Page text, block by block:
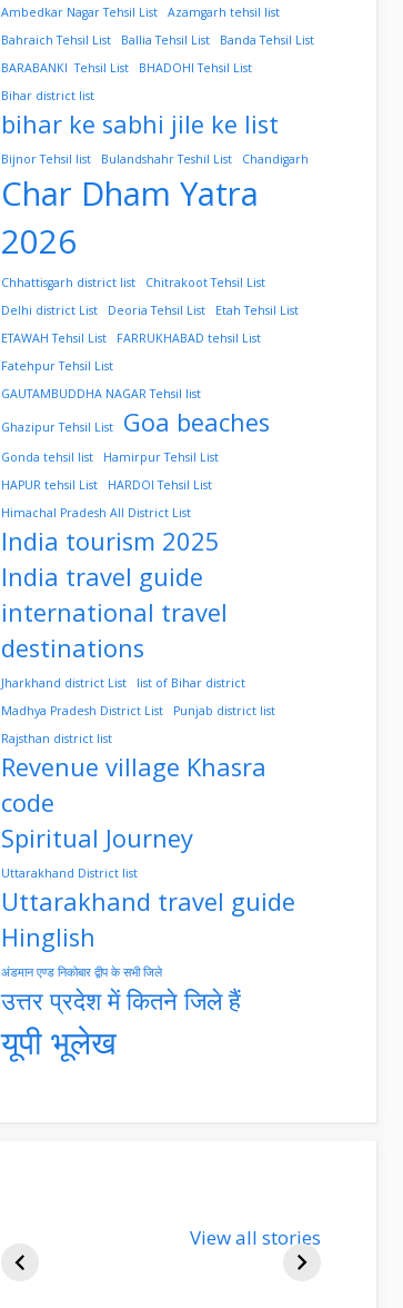
Ambedkar Nagar Tehsil List
Azamgarh tehsil list
Bahraich Tehsil List
Ballia Tehsil List
Banda Tehsil List
BARABANKI Tehsil List
BHADOHI Tehsil List
Bihar district list
bihar ke sabhi jile ke list
Bijnor Tehsil list Bulandshahr Teshil List Chandigarh
Char Dham Yatra
2026
Chhattisgarh district list
Chitrakoot Tehsil List
Delhi district List
Deoria Tehsil List
Etah Tehsil List
ETAWAH Tehsil List
FARRUKHABAD tehsil List
Fatehpur Tehsil List
GAUTAMBUDDHA NAGAR Tehsil list
Ghazipur Tehsil List Goa beaches
Gonda tehsil list
Hamirpur Tehsil List
HAPUR tehsil List
HARDOI Tehsil List
Himachal Pradesh All District List
India tourism 2025
India travel guide
international travel
destinations
Jharkhand district List
list of Bihar district
Madhya Pradesh District List
Punjab district list
Rajsthan district list
Revenue village Khasra
code
Spiritual Journey
Uttarakhand District list
Uttarakhand travel guide
Hinglish
अंडमान एण्ड निकोबार द्वीप के सभी जिले
उत्तर प्रदेश में कितने जिले हैं
यूपी भूलेख
bjp-india-
biography
View all stories